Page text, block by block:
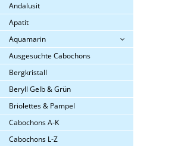
Andalusit
Apatit
Aquamarin
Ausgesuchte Cabochons
Bergkristall
Beryll Gelb & Grün
Briolettes & Pampel
Cabochons A-K
Cabochons L-Z